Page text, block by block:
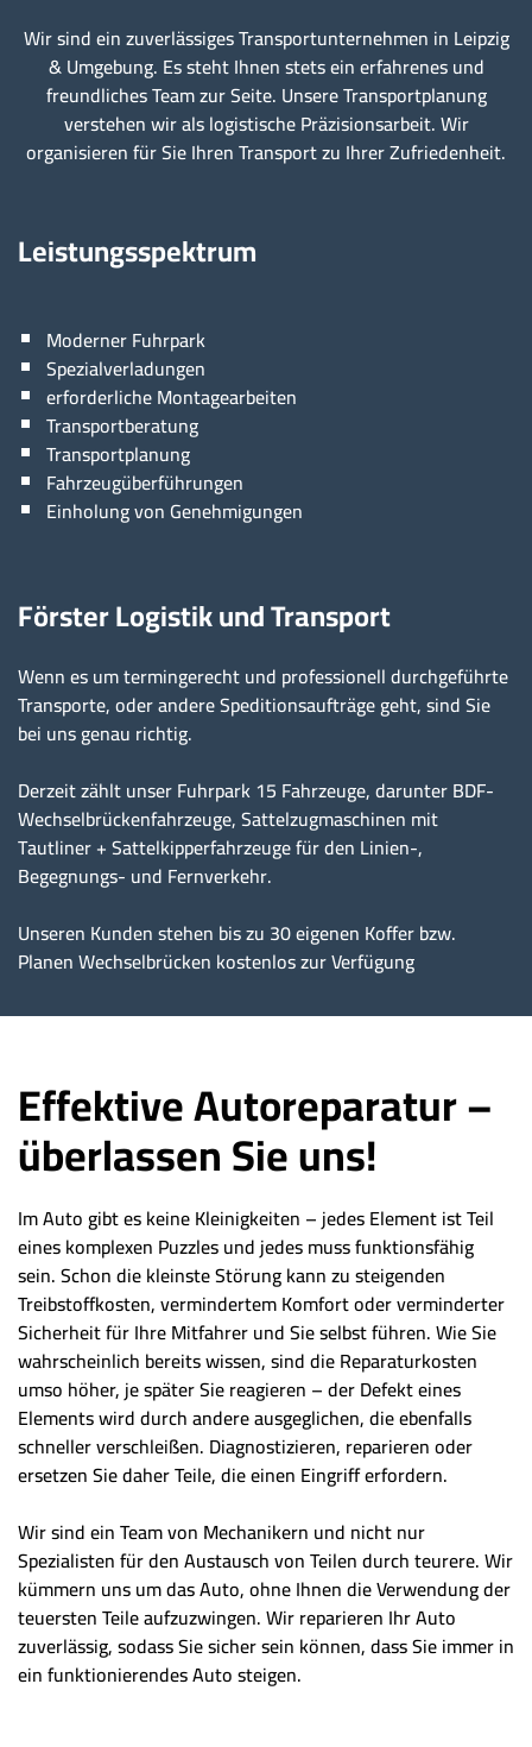
Wir sind ein zuverlässiges Transportunternehmen in Leipzig
& Umgebung. Es steht Ihnen stets ein erfahrenes und
freundliches Team zur Seite. Unsere Transportplanung
verstehen wir als logistische Präzisionsarbeit. Wir
organisieren für Sie Ihren Transport zu Ihrer Zufriedenheit.
Leistungsspektrum
Moderner Fuhrpark
Spezialverladungen
erforderliche Montagearbeiten
Transportberatung
Transportplanung
Fahrzeugüberführungen
Einholung von Genehmigungen
Förster Logistik und Transport
Wenn es um termingerecht und professionell durchgeführte
Transporte, oder andere Speditionsaufträge geht, sind Sie
bei uns genau richtig.
Derzeit zählt unser Fuhrpark 15 Fahrzeuge, darunter BDF-
Wechselbrückenfahrzeuge, Sattelzugmaschinen mit
Tautliner + Sattelkipperfahrzeuge für den Linien-,
Begegnungs- und Fernverkehr.
Unseren Kunden stehen bis zu 30 eigenen Koffer bzw.
Planen Wechselbrücken kostenlos zur Verfügung
Effektive Autoreparatur –
überlassen Sie uns!
Im Auto gibt es keine Kleinigkeiten – jedes Element ist Teil
eines komplexen Puzzles und jedes muss funktionsfähig
sein. Schon die kleinste Störung kann zu steigenden
Treibstoffkosten, vermindertem Komfort oder verminderter
Sicherheit für Ihre Mitfahrer und Sie selbst führen. Wie Sie
wahrscheinlich bereits wissen, sind die Reparaturkosten
umso höher, je später Sie reagieren – der Defekt eines
Elements wird durch andere ausgeglichen, die ebenfalls
schneller verschleißen. Diagnostizieren, reparieren oder
ersetzen Sie daher Teile, die einen Eingriff erfordern.
Wir sind ein Team von Mechanikern und nicht nur
Spezialisten für den Austausch von Teilen durch teurere. Wir
kümmern uns um das Auto, ohne Ihnen die Verwendung der
teuersten Teile aufzuzwingen. Wir reparieren Ihr Auto
zuverlässig, sodass Sie sicher sein können, dass Sie immer in
ein funktionierendes Auto steigen.